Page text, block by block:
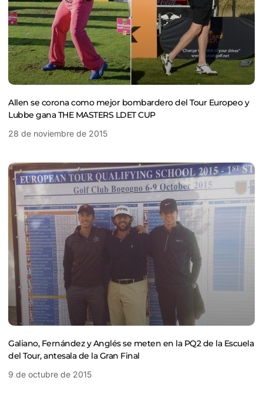
Allen se corona como mejor bombardero del Tour Europeo y
Lubbe gana THE MASTERS LDET CUP
28 de noviembre de 2015
Galiano, Fernández y Anglés se meten en la PQ2 de la Escuela
del Tour, antesala de la Gran Final
9 de octubre de 2015